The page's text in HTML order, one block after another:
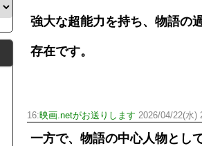
強大な超能力を持ち、物語の
存在です。
16:映画.netがお送りします 2026/04/22(水)
一方で、物語の中心人物とし